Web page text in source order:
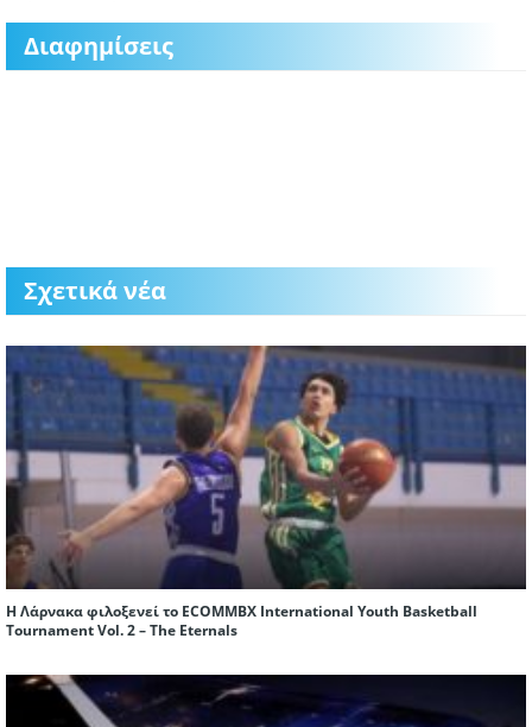
Διαφημίσεις
Σχετικά νέα
Η Λάρνακα φιλοξενεί το ECOMMBX International Youth Basketball
Tournament Vol. 2 – The Eternals